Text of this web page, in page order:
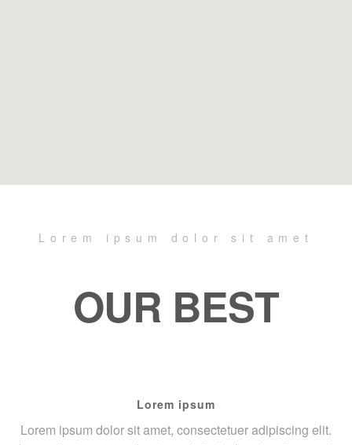
Lorem ipsum dolor sit amet
OUR BEST
Lorem ipsum
Lorem ipsum dolor sit amet, consectetuer adipiscing elit.